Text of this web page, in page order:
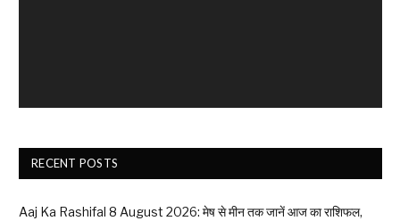
RECENT POSTS
Aaj Ka Rashifal 8 August 2026: मेष से मीन तक जानें आज का राशिफल,